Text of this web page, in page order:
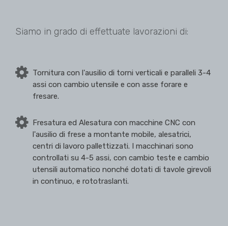
Siamo in grado di effettuate lavorazioni di:
Tornitura con l'ausilio di torni verticali e paralleli 3-4
assi con cambio utensile e con asse forare e
fresare.
Fresatura ed Alesatura con macchine CNC con
l'ausilio di frese a montante mobile, alesatrici,
centri di lavoro pallettizzati. I macchinari sono
controllati su 4-5 assi, con cambio teste e cambio
utensili automatico nonché dotati di tavole girevoli
in continuo, e rototraslanti.